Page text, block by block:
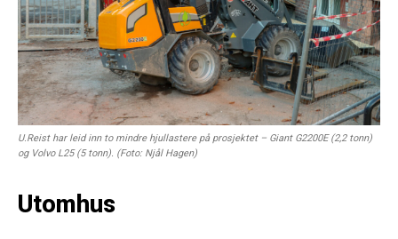
U.Reist har leid inn to mindre hjullastere på prosjektet – Giant G2200E (2,2 tonn)
og Volvo L25 (5 tonn). (Foto: Njål Hagen)
Utomhus